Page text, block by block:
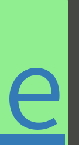
モダン、
幅広い。
はじめ
レギュラー
にサックス
クラブ・ジ